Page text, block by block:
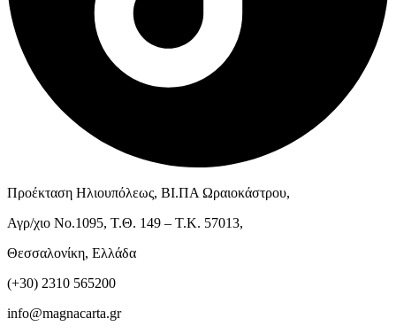
Προέκταση Ηλιουπόλεως, ΒΙ.ΠΑ Ωραιοκάστρου,
Αγρ/χιο Νο.1095, Τ.Θ. 149 – Τ.Κ. 57013,
Θεσσαλονίκη, Ελλάδα
(+30) 2310 565200
info@magnacarta.gr